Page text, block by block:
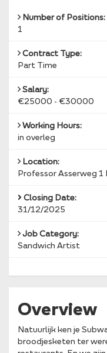
Number of Positions:
1
Contract Type:
Part Time
Salary:
€25000 - €30000
Working Hours:
in overleg
Location:
Professor Asserweg 1
Closing Date:
31/12/2025
Job Category:
Sandwich Artist
Overview
Natuurlijk ken je
broodjesketen ter